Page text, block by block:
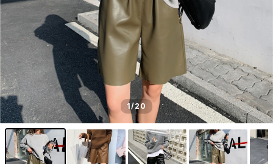
1/20